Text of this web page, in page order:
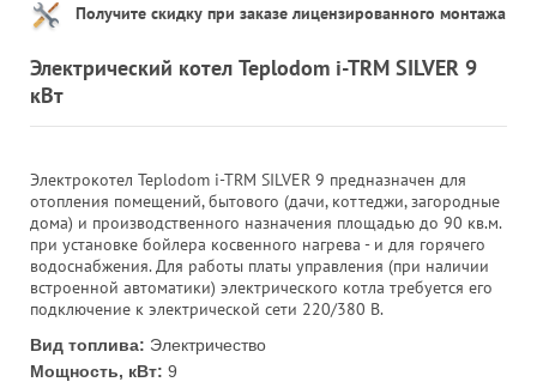
Получите скидку при заказе лицензированного монтажа
Электрический котел Teplodom i-TRM SILVER 9
кВт
Электрокотел Teplodom i-TRM SILVER 9 предназначен для
отопления помещений, бытового (дачи, коттеджи, загородные
дома) и производственного назначения площадью до 90 кв.м.
при установке бойлера косвенного нагрева - и для горячего
водоснабжения. Для работы платы управления (при наличии
встроенной автоматики) электрического котла требуется его
подключение к электрической сети 220/380 В.
Вид топлива: Электричество
Мощность, кВт: 9